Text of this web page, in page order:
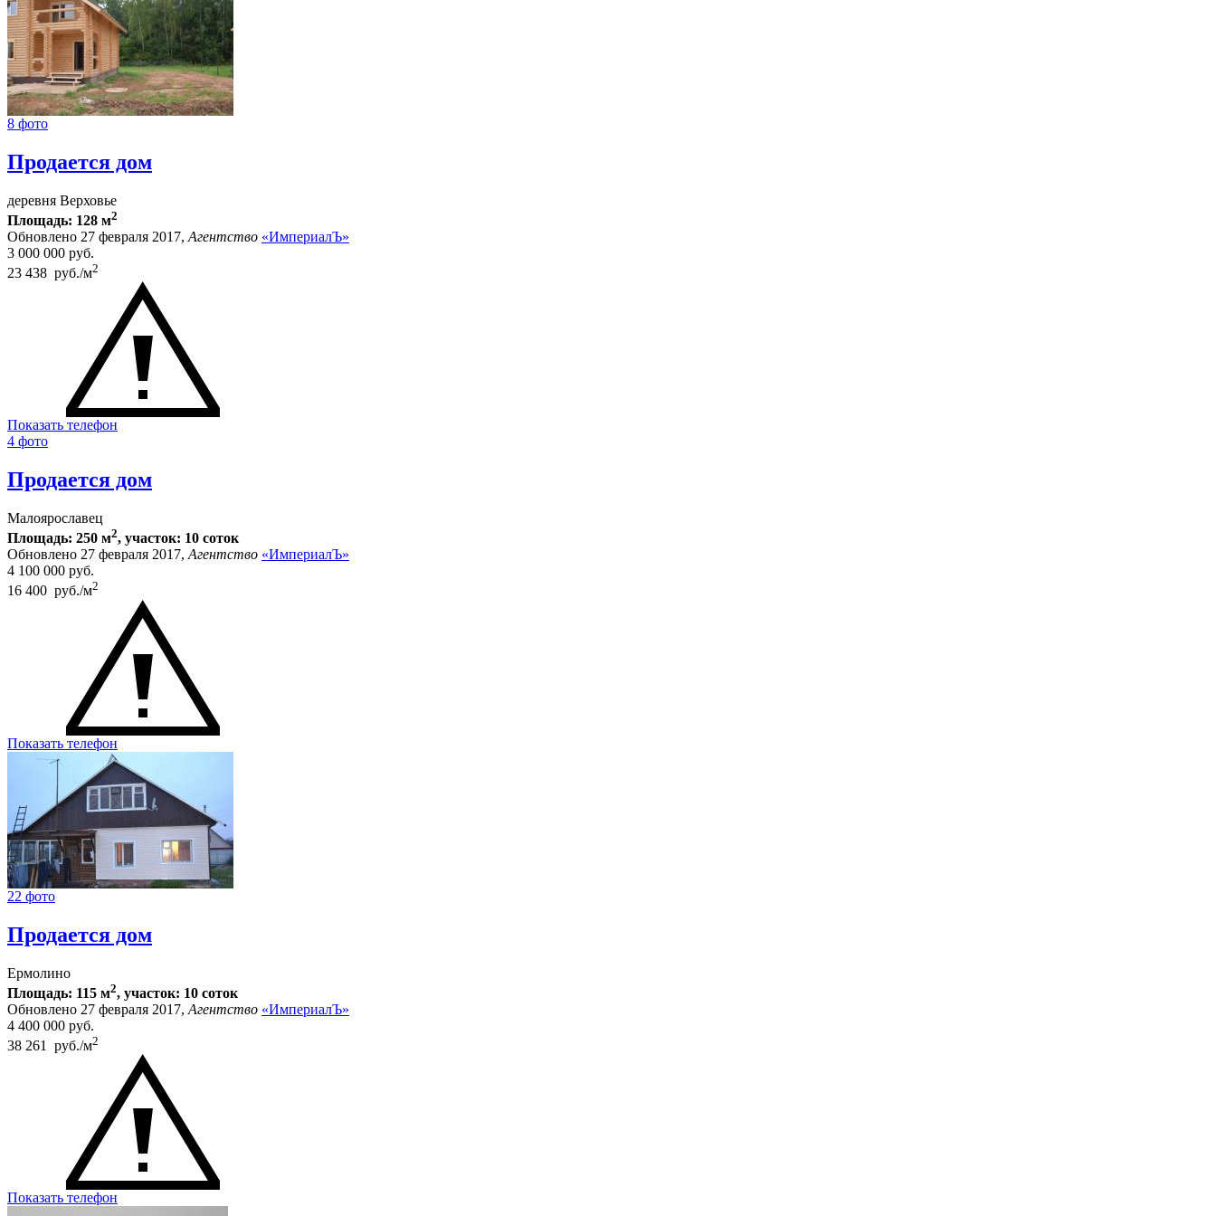
8 фото
Продается дом
деревня Верховье
Площадь: 128 м2
Обновлено 27 февраля 2017, Агентство «ИмпериалЪ»
3 000 000 руб.
23 438 руб./м2
Показать телефон
4 фото
Продается дом
Малоярославец
Площадь: 250 м2, участок: 10 соток
Обновлено 27 февраля 2017,Агентство «ИмпериалЪ»
4 100 000 руб.
16 400 руб./м2
Показать телефон
22 фото
Продается дом
Ермолино
Площадь: 115 м2, участок: 10 соток
Обновлено 27 февраля 2017, Агентство «ИмпериалЪ»
4 400 000 руб.
38 261 руб./м2
Показать телефон